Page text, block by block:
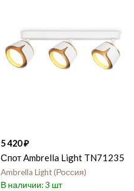
5 420
Спот Ambrella Light TN71235
Ambrella Light Россия
3